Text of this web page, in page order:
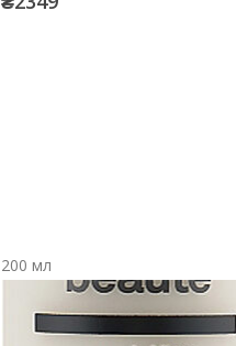
200 мл